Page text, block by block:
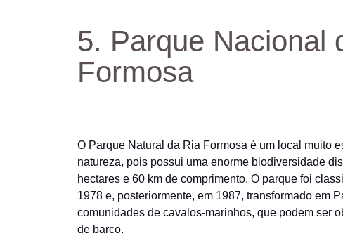
5. Parque Nacional
Formosa
O Parque Natural da Ria Formosa é um local muito
natureza, pois possui uma enorme biodiversidade
hectares e 60 km de comprimento. O parque foi
1978 e, posteriormente, em 1987, transformado em
comunidades de cavalos-marinhos, que podem ser
de barco.